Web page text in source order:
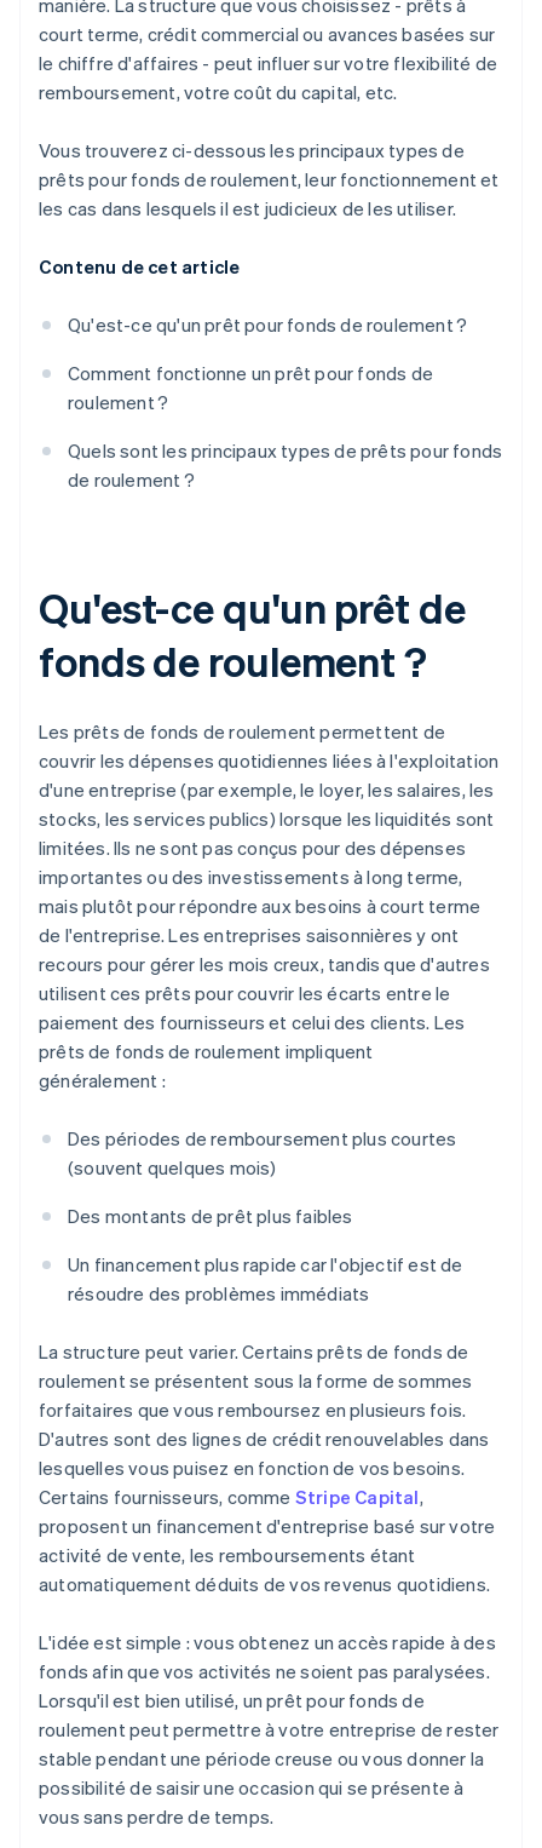
manière. La structure que vous choisissez - prêts à
court terme, crédit commercial ou avances basées sur
le chiffre d'affaires - peut influer sur votre flexibilité de
remboursement, votre coût du capital, etc.
Vous trouverez ci-dessous les principaux types de
prêts pour fonds de roulement, leur fonctionnement et
les cas dans lesquels il est judicieux de les utiliser.
Contenu de cet article
Qu'est-ce qu'un prêt pour fonds de roulement ?
Comment fonctionne un prêt pour fonds de
roulement ?
Quels sont les principaux types de prêts pour fonds
de roulement ?
Qu'est-ce qu'un prêt de
fonds de roulement ?
Les prêts de fonds de roulement permettent de
couvrir les dépenses quotidiennes liées à l'exploitation
d'une entreprise (par exemple, le loyer, les salaires, les
stocks, les services publics) lorsque les liquidités sont
limitées. Ils ne sont pas conçus pour des dépenses
importantes ou des investissements à long terme,
mais plutôt pour répondre aux besoins à court terme
de l'entreprise. Les entreprises saisonnières y ont
recours pour gérer les mois creux, tandis que d'autres
utilisent ces prêts pour couvrir les écarts entre le
paiement des fournisseurs et celui des clients. Les
prêts de fonds de roulement impliquent
généralement :
Des périodes de remboursement plus courtes
(souvent quelques mois)
Des montants de prêt plus faibles
Un financement plus rapide car l'objectif est de
résoudre des problèmes immédiats
La structure peut varier. Certains prêts de fonds de
roulement se présentent sous la forme de sommes
forfaitaires que vous remboursez en plusieurs fois.
D'autres sont des lignes de crédit renouvelables dans
lesquelles vous puisez en fonction de vos besoins.
Certains fournisseurs, comme Stripe Capital,
proposent un financement d'entreprise basé sur votre
activité de vente, les remboursements étant
automatiquement déduits de vos revenus quotidiens.
L'idée est simple : vous obtenez un accès rapide à des
fonds afin que vos activités ne soient pas paralysées.
Lorsqu'il est bien utilisé, un prêt pour fonds de
roulement peut permettre à votre entreprise de rester
stable pendant une période creuse ou vous donner la
possibilité de saisir une occasion qui se présente à
vous sans perdre de temps.